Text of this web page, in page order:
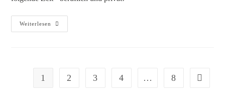
Weiterlesen
1 2 3 4 … 8